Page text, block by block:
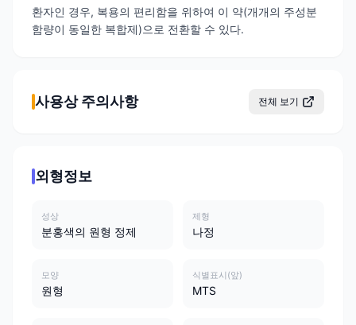
환자인 경우, 복용의 편리함을 위하여 이 약(개개의 주성분
함량이 동일한 복합제)으로 전환할 수 있다.
사용상 주의사항 전체 보기
외형정보
성상
분홍색의 원형 정제
제형
나정
모양
원형
식별표시(앞)
MTS